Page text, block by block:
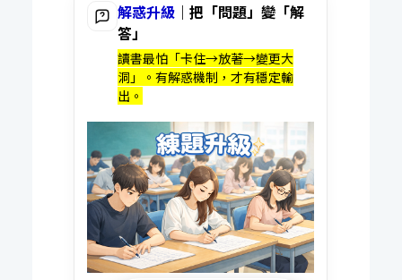
解惑升級 ｜把「問題」變「解
答」
讀書最怕「卡住→放著→變更大
洞」。有解惑機制，才有穩定輸
出。